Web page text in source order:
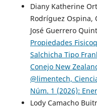
Diany Katherine
Rodríguez Ospina,
José Guerrero
Propiedades
Salchicha Tipo
Conejo New
@limentech,
Núm. 1 (2026):
Lody Camacho